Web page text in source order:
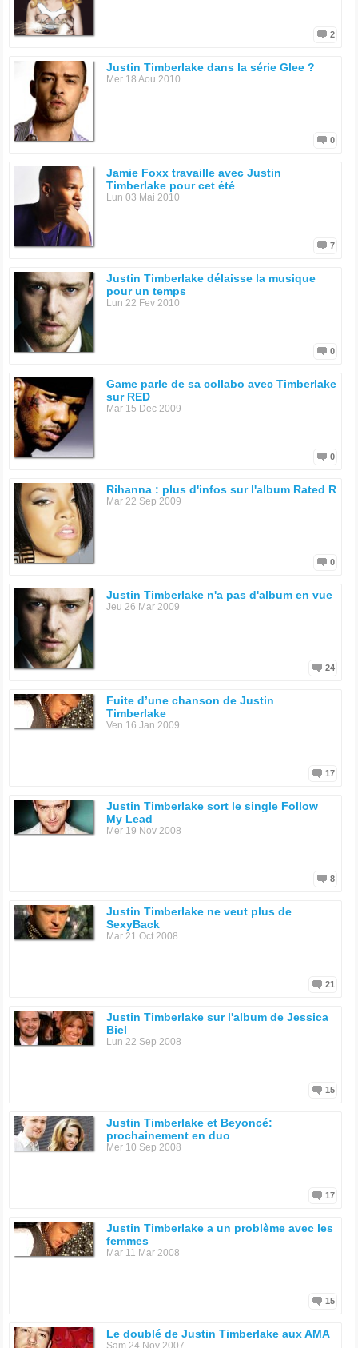
2
Justin Timberlake dans la série Glee ?
Mer 18 Aou 2010
0
Jamie Foxx travaille avec Justin
Timberlake pour cet été
Lun 03 Mai 2010
7
Justin Timberlake délaisse la musique
pour un temps
Lun 22 Fev 2010
0
Game parle de sa collabo avec Timberlake
sur RED
Mar 15 Dec 2009
0
Rihanna : plus d'infos sur l'album Rated R
Mar 22 Sep 2009
0
Justin Timberlake n'a pas d'album en vue
Jeu 26 Mar 2009
24
Fuite d’une chanson de Justin
Timberlake
Ven 16 Jan 2009
17
Justin Timberlake sort le single Follow
My Lead
Mer 19 Nov 2008
8
Justin Timberlake ne veut plus de
SexyBack
Mar 21 Oct 2008
21
Justin Timberlake sur l'album de Jessica
Biel
Lun 22 Sep 2008
15
Justin Timberlake et Beyoncé:
prochainement en duo
Mer 10 Sep 2008
17
Justin Timberlake a un problème avec les
femmes
Mar 11 Mar 2008
15
Le doublé de Justin Timberlake aux AMA
Sam 24 Nov 2007